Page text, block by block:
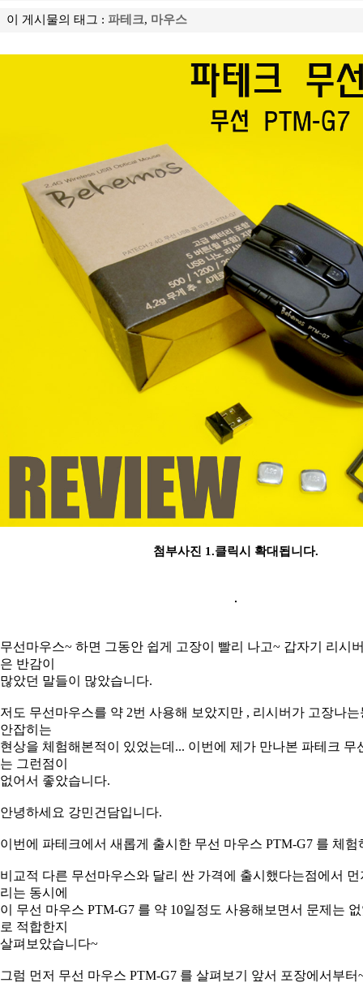
이 게시물의 태그 : 파테크, 마우스
첨부사진 1.클릭시 확대됩니다.
무선마우스~ 하면 그동안 쉽게 고장이 빨리 나고~ 갑자기 리시
은 반감이
많았던 말들이 많았습니다.
저도 무선마우스를 약 2번 사용해 보았지만 , 리시버가 고장나
안잡히는
현상을 체험해본적이 있었는데... 이번에 제가 만나본 파테크 무
는 그런점이
없어서 좋았습니다.
안녕하세요 강민건담입니다.
이번에 파테크에서 새롭게 출시한 무선 마우스 PTM-G7 를 체
비교적 다른 무선마우스와 달리 싼 가격에 출시했다는점에서
리는 동시에
이 무선 마우스 PTM-G7 를 약 10일정도 사용해보면서 문제는
로 적합한지
살펴보았습니다~
그럼 먼저 무선 마우스 PTM-G7 를 살펴보기 앞서 포장에서부